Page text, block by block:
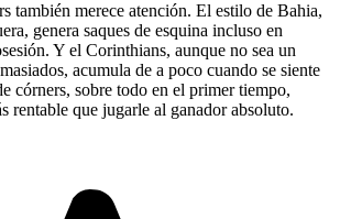
también merece atención. El estilo de Bahia,
genera saques de esquina incluso en
Y el Corinthians, aunque no sea un
acumula de a poco cuando se siente
córners, sobre todo en el primer tiempo,
rentable que jugarle al ganador absoluto.